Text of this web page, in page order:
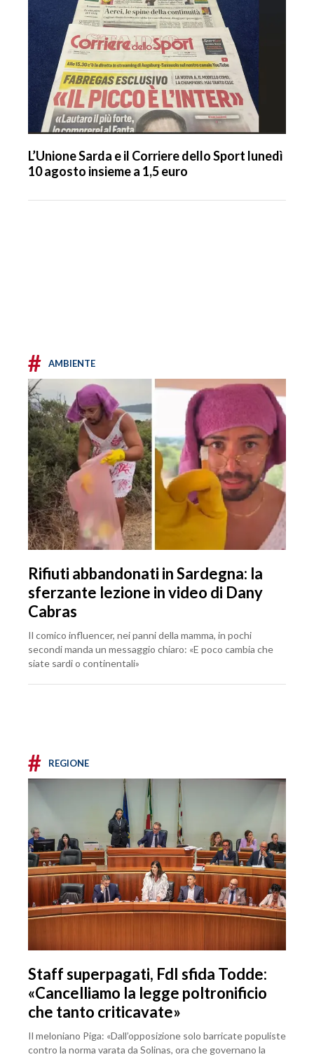
L’Unione Sarda e il Corriere dello Sport lunedì
10 agosto insieme a 1,5 euro
# AMBIENTE
Rifiuti abbandonati in Sardegna: la
sferzante lezione in video di Dany
Cabras
Il comico influencer, nei panni della mamma, in pochi
secondi manda un messaggio chiaro: «E poco cambia che
siate sardi o continentali»
# REGIONE
Staff superpagati, FdI sfida Todde:
«Cancelliamo la legge poltronificio
che tanto criticavate»
Il meloniano Piga: «Dall’opposizione solo barricate populiste
contro la norma varata da Solinas, ora che governano la